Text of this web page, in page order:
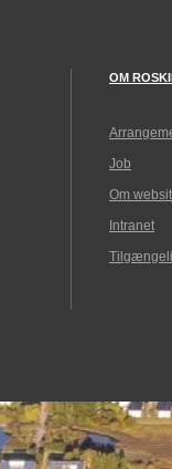
OM
Job
Om
Intranet